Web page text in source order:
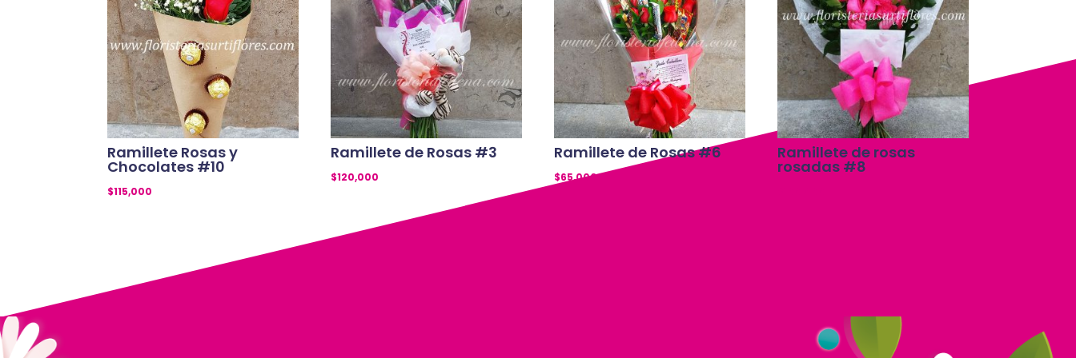
Ramillete Rosas y
Chocolates #10
$115,000
Ramillete de Rosas #3
$120,000
Ramillete de Rosas #6
$65,000
Ramillete de rosas
rosadas #8